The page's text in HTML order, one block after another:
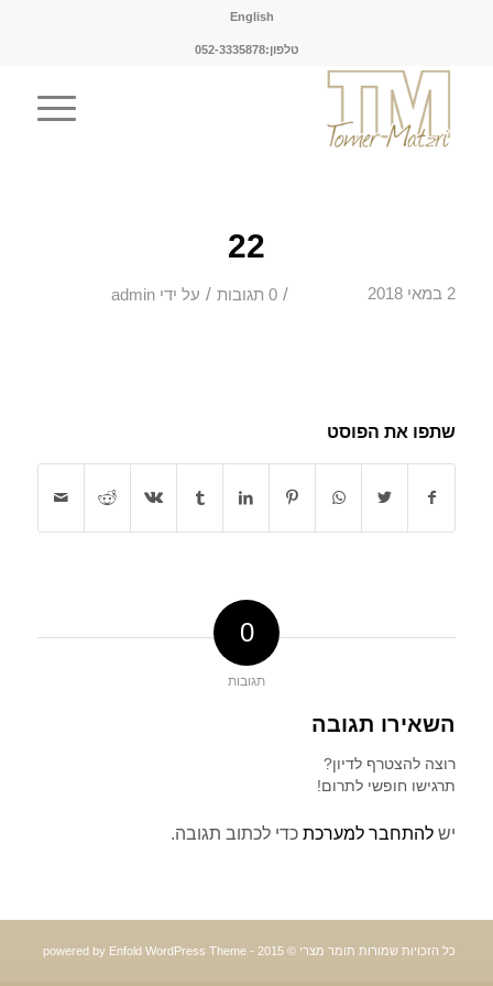
English
טלפון:052-3335878
22
2 במאי 2018 / 0 תגובות / על ידי admin
שתפו את הפוסט
0
תגובות
השאירו תגובה
רוצה להצטרף לדיון?
תרגישו חופשי לתרום!
יש להתחבר למערכתכדי לכתוב תגובה.
כל הזכויות שמורות תומר מצרי © 2015 - powered by Enfold WordPress Theme